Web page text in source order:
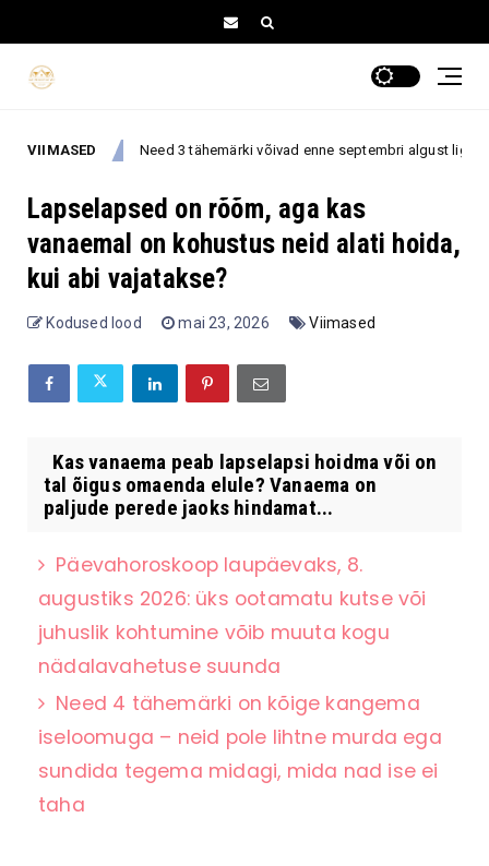
VIIMASED
Need 3 tähemärki võivad enne septembri algust ligi tõmmata eriti
Lapselapsed on rõõm, aga kas
vanaemal on kohustus neid alati hoida,
kui abi vajatakse?
Kodused lood mai 23, 2026 Viimased
Kas vanaema peab lapselapsi hoidma või on
tal õigus omaenda elule? Vanaema on
paljude perede jaoks hindamat...
Päevahoroskoop laupäevaks, 8.
augustiks 2026: üks ootamatu kutse või
juhuslik kohtumine võib muuta kogu
nädalavahetuse suunda
Need 4 tähemärki on kõige kangema
iseloomuga – neid pole lihtne murda ega
sundida tegema midagi, mida nad ise ei
taha